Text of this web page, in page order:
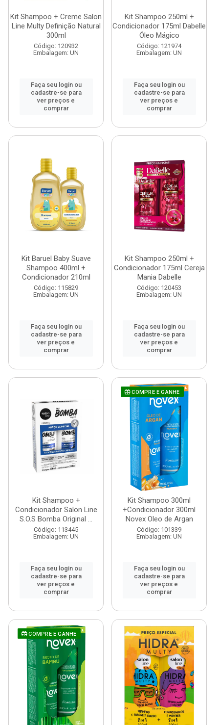
Kit Shampoo + Creme Salon
Line Multy Definição Natural
300ml
Código: 120932
Embalagem: UN
Faça seu login ou
cadastre-se para
ver preços e
comprar
Kit Shampoo 250ml +
Condicionador 175ml Dabelle
Óleo Mágico
Código: 121974
Embalagem: UN
Faça seu login ou
cadastre-se para
ver preços e
comprar
Kit Baruel Baby Suave
Shampoo 400ml +
Condicionador 210ml
Código: 115829
Embalagem: UN
Faça seu login ou
cadastre-se para
ver preços e
comprar
Kit Shampoo 250ml +
Condicionador 175ml Cereja
Mania Dabelle
Código: 120453
Embalagem: UN
Faça seu login ou
cadastre-se para
ver preços e
comprar
Kit Shampoo +
Condicionador Salon Line
S.O.S Bomba Original ...
Código: 113445
Embalagem: UN
Faça seu login ou
cadastre-se para
ver preços e
comprar
COMPRE E GANHE
Kit Shampoo 300ml
+Condicionador 300ml
Novex Oleo de Argan
Código: 101339
Embalagem: UN
Faça seu login ou
cadastre-se para
ver preços e
comprar
COMPRE E GANHE